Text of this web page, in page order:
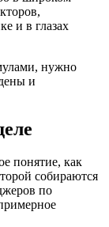
и в глазах
нужно
и
понятие, как
собираются
по